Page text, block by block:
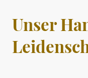
Unser